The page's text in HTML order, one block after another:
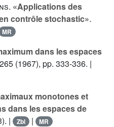
. «Applications des
contrôle stochastic».
MR
dans les espaces
265 (1967), pp. 333-336. |
monotones et
dans les espaces de
| Zbl | MR